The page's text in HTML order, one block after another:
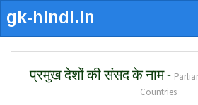
प्रमुख देशों की संसद के नाम -
Countries